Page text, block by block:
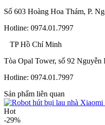
Số 603 Hoàng Hoa Thám, P.
Hotline: 0974.01.7997
TP Hồ Chí Minh
Tòa Opal Tower, số 92 Nguyễn
Hotline: 0974.01.7997
Sản phẩm liên quan
Hot
-29%